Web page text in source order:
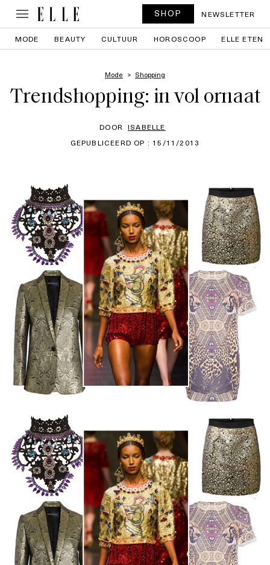
SHOP NEWSLETTER
MODE BEAUTY CULTUUR HOROSCOOP ELLE ETEN
Mode Shopping
Trendshopping: in vol ornaat
DOOR ISABELLE
GEPUBLICEERD OP : 15/11/2013